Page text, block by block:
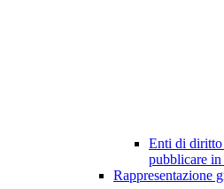
Enti di
pubblicare in
Rappresentazione